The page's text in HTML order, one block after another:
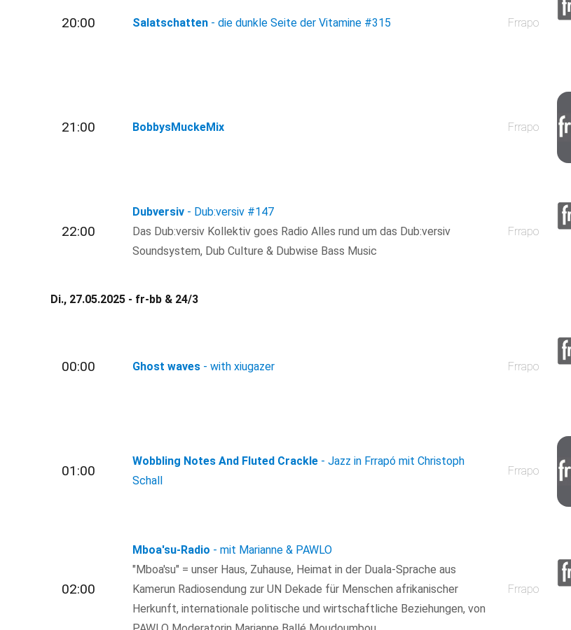
20:00 Salatschatten - die dunkle Seite der Vitamine #315 Frrapo
21:00 BobbysMuckeMix Frrapo
22:00
Dubversiv - Dub:versiv #147
Das Dub:versiv Kollektiv goes Radio Alles rund um das Dub:versiv
Soundsystem, Dub Culture & Dubwise Bass Music
Frrapo
Di., 27.05.2025 - fr-bb & 24/3
00:00 Ghost waves - with xiugazer Frrapo
01:00
Wobbling Notes And Fluted Crackle - Jazz in Frrapó mit Christoph
Schall
Frrapo
02:00
Mboa'su-Radio - mit Marianne & PAWLO
"Mboa'su" = unser Haus, Zuhause, Heimat in der Duala-Sprache aus
Kamerun Radiosendung zur UN Dekade für Menschen afrikanischer
Herkunft, internationale politische und wirtschaftliche Beziehungen, von
Frrapo